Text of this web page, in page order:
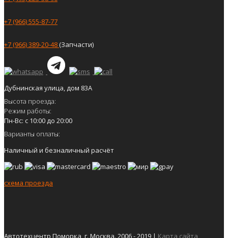
+7 (966) 555-87-77
+7 (966) 389-20-48(Запчасти)
Дубнинская улица, дом 83А
Высота проезда:
Режим работы:
Пн-Вс: с 10:00 до 20:00
Варианты оплаты:
Наличный и безналичный расчёт
схема проезда
Автотехцентр Поморка, г. Москва. 2006 - 2019 | Карта сайта